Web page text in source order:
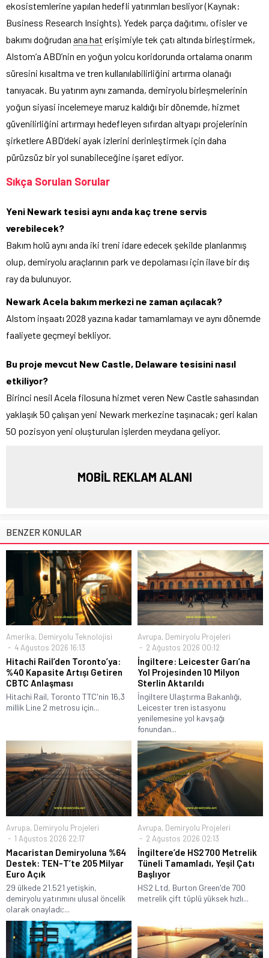
ekosistemlerine yapılan hedefli yatırımları besliyor (Kaynak:
Business Research Insights). Yedek parça dağıtımı, ofisler ve
bakımı doğrudan ana hat erişimiyle tek çatı altında birleştirmek,
Alstom’a ABD’nin en yoğun yolcu koridorunda ortalama onarım
süresini kısaltma ve tren kullanılabilirliğini artırma olanağı
tanıyacak. Bu yatırım aynı zamanda, demiryolu birleşmelerinin
yoğun siyasi incelemeye maruz kaldığı bir dönemde, hizmet
güvenilirliğini artırmayı hedefleyen sıfırdan altyapı projelerinin
şirketlere ABD’deki ayak izlerini derinleştirmek için daha
pürüzsüz bir yol sunabileceğine işaret ediyor.
Sıkça Sorulan Sorular
Yeni Newark tesisi aynı anda kaç trene servis
verebilecek?
Bakım holü aynı anda iki treni idare edecek şekilde planlanmış
olup, demiryolu araçlarının park ve depolaması için ilave bir dış
ray da bulunuyor.
Newark Acela bakım merkezi ne zaman açılacak?
Alstom inşaatı 2028 yazına kadar tamamlamayı ve aynı dönemde
faaliyete geçmeyi bekliyor.
Bu proje mevcut New Castle, Delaware tesisini nasıl
etkiliyor?
Birinci nesil Acela filosuna hizmet veren New Castle sahasından
yaklaşık 50 çalışan yeni Newark merkezine taşınacak; geri kalan
50 pozisyon yeni oluşturulan işlerden meydana geliyor.
MOBİL REKLAM ALANI
BENZER KONULAR
Amerika, Demiryolu Teknolojisi
4 Ağustos 2026 16:13
Hitachi Rail’den Toronto’ya:
%40 Kapasite Artışı Getiren
CBTC Anlaşması
Hitachi Rail, Toronto TTC'nin 16,3
millik Line 2 metrosu için...
Avrupa, Demiryolu Projeleri
2 Ağustos 2026 00:12
İngiltere: Leicester Garı’na
Yol Projesinden 10 Milyon
Sterlin Aktarıldı
İngiltere Ulaştırma Bakanlığı,
Leicester tren istasyonu
yenilemesine yol kavşağı
fonundan...
Avrupa, Demiryolu Projeleri
1 Ağustos 2026 22:17
Macaristan Demiryoluna %64
Destek: TEN-T’te 205 Milyar
Euro Açık
29 ülkede 21.521 yetişkin,
demiryolu yatırımını ulusal öncelik
olarak onayladı;...
Avrupa, Demiryolu Projeleri
2 Ağustos 2026 02:13
İngiltere’de HS2 700 Metrelik
Tüneli Tamamladı, Yeşil Çatı
Başlıyor
HS2 Ltd, Burton Green'de 700
metrelik çift tüplü yüksek hızlı...